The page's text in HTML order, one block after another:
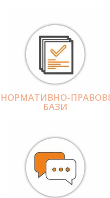
НОРМАТИВНО-ПРАВОВІ
БАЗИ